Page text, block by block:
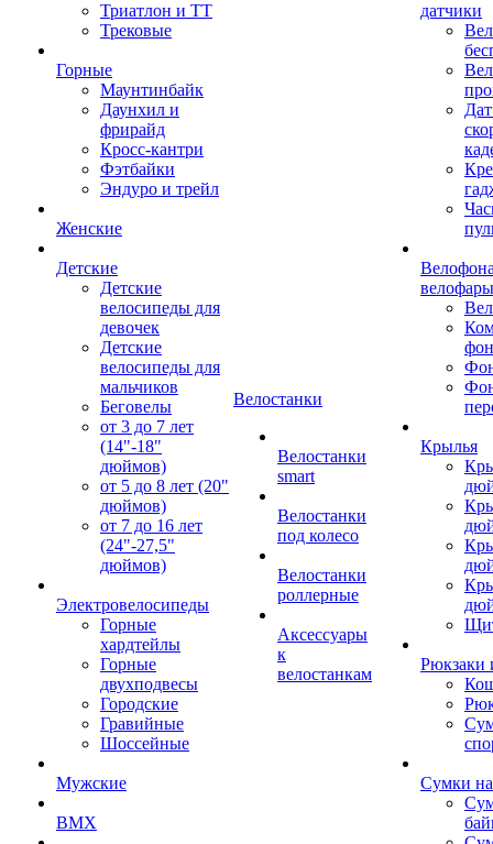
Триатлон и ТТ
Трековые
Горные
Маунтинбайк
Даунхил и
фрирайд
Кросс-кантри
Фэтбайки
Эндуро и трейл
Женские
Детские
Детские
велосипеды для
девочек
Детские
велосипеды для
мальчиков
Беговелы
от 3 до 7 лет
(14"-18"
дюймов)
от 5 до 8 лет (20"
дюймов)
от 7 до 16 лет
(24"-27,5"
дюймов)
Электровелосипеды
Горные
хардтейлы
Горные
двухподвесы
Городские
Гравийные
Шоссейные
Мужские
BMX
Велостанки
Велостанки
smart
Велостанки
под колесо
Велостанки
роллерные
Аксессуары
к
велостанкам
датчики
велофары
Крылья
Рюкзаки
Сумки